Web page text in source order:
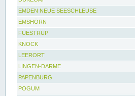
EMDEN NEUE SEESCHLEUSE
EMSHÖRN
FUESTRUP
KNOCK
LEERORT
LINGEN-DARME
PAPENBURG
POGUM